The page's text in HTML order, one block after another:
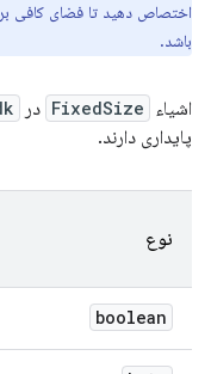
اختصاص دهید تا فضای کافی
باشد.
اشیاء FixedSize در backend
پایداری دارند.
نوع
boolean